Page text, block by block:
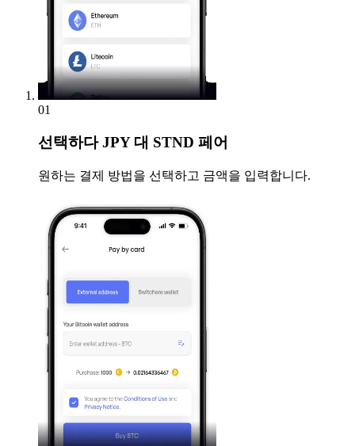
01
선택하다JPY 대 STND 페어
원하는 결제 방법을 선택하고 금액을 입력합니다.